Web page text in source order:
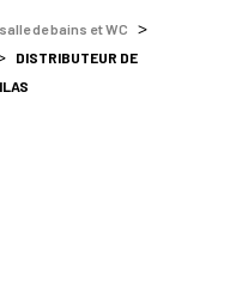
de bains et WC
DISTRIBUTEUR DE